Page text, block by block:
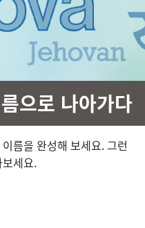
으로 나아가다
름을 완성해 보세요. 그런
세요.